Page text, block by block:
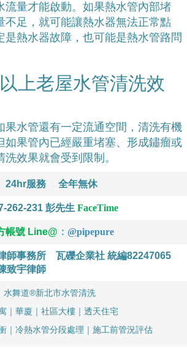
流量才能啟動。如果熱水管內部堵
不足，就可能讓熱水器無法正常點
是熱水器故障，也可能是熱水管路問
上老屋水管清洗效
果水管還有一定流通空間，清洗有機
如果管內已經嚴重堵塞、形成鏽瘤或
效果就會受到限制。
24hr服務 全年無休
262-231 彭先生 FaceTime
帳號 Line@ ： @pipepure
師事務所
致宇律師
瓦礫企業社 統編82247065
水舞道®新北市水管清洗
｜華廈｜社區大樓｜透天住宅
｜冷熱水管分段處理｜施工前管況評估